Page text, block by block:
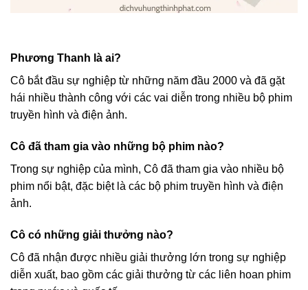
Phương Thanh là ai?
Cô bắt đầu sự nghiệp từ những năm đầu 2000 và đã gặt
hái nhiều thành công với các vai diễn trong nhiều bộ phim
truyền hình và điện ảnh.
Cô đã tham gia vào những bộ phim nào?
Trong sự nghiệp của mình, Cô đã tham gia vào nhiều bộ
phim nổi bật, đặc biệt là các bộ phim truyền hình và điện
ảnh.
Cô có những giải thưởng nào?
Cô đã nhận được nhiều giải thưởng lớn trong sự nghiệp
diễn xuất, bao gồm các giải thưởng từ các liên hoan phim